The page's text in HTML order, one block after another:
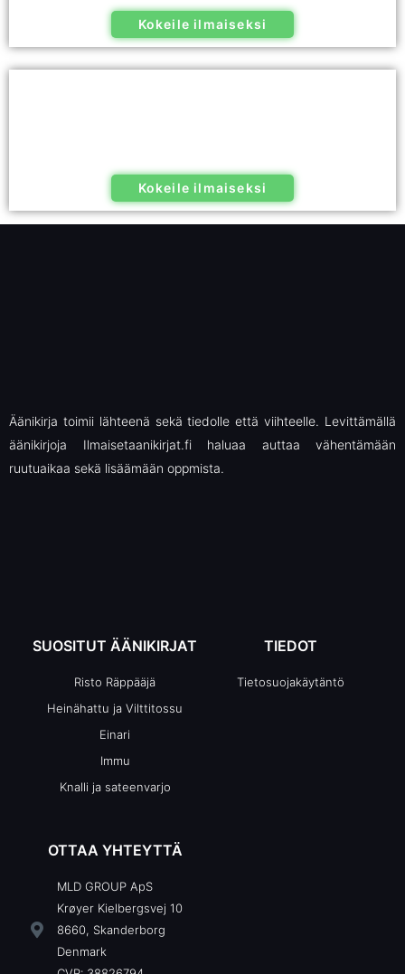
Kokeile ilmaiseksi
Kokeile ilmaiseksi
Äänikirja toimii lähteenä sekä tiedolle että viihteelle. Levittämällä
äänikirjoja Ilmaisetaanikirjat.fi haluaa auttaa vähentämään
ruutuaikaa sekä lisäämään oppmista.
SUOSITUT ÄÄNIKIRJAT
Risto Räppääjä
Heinähattu ja Vilttitossu
Einari
Immu
Knalli ja sateenvarjo
TIEDOT
Tietosuojakäytäntö
OTTAA YHTEYTTÄ
MLD GROUP ApS
Krøyer Kielbergsvej 10
8660, Skanderborg
Denmark